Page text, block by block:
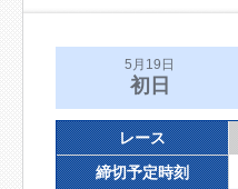
5月19日
初日
レース
締切予定時刻